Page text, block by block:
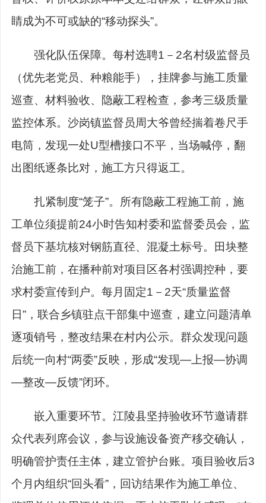
睛成为不可或缺的“移动探头”。
强化队伍保障。每村选聘1－2名村级监督员
（优先老党员、种粮能手），挂牌参与施工质量
巡查、材料验收、隐蔽工程检查，参考三级质量
监控体系。沙岗镇监督员周大爷曾经揣着卷尺手
电筒，发现一处U型槽接口不平，当场喊停，翻
出图纸逐条比对，施工方只得返工。
扎紧制度“笼子”。所有隐蔽工程施工前，施
工单位须提前24小时告知村委和监督委员会，监
督员下基坑核对钢筋直径、混凝土标号。田块整
治施工前，在播种前对项目区各村强调控种，要
求村委宣传到户。每月固定1－2天“质量监督
日”，联合乡镇驻点干部集中巡查，建立问题清单
逐项销号，整改结果在村内公示。群众发现问题
后统一向村“两委”反映，形成“发现—上报—协调
—整改—反馈”闭环。
嵌入重要环节。江陵县坚持验收环节邀请群
众代表列席会议，参与设施设备资产移交确认，
明确管护责任主体，建立管护台账。项目验收后3
个月内组织“回头看”，回访结果作为施工单位、